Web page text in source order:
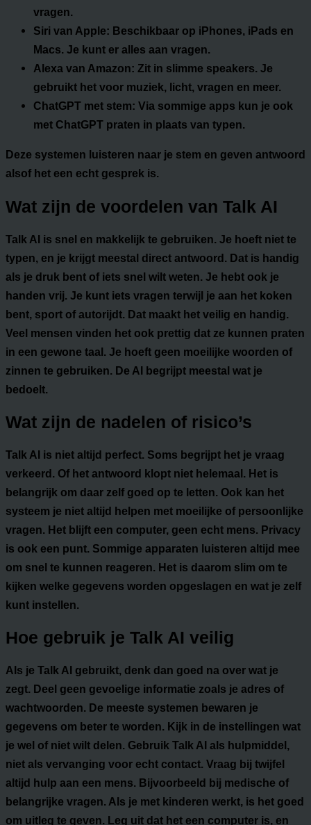
vragen.
Siri van Apple: Beschikbaar op iPhones, iPads en
Macs. Je kunt er alles aan vragen.
Alexa van Amazon: Zit in slimme speakers. Je
gebruikt het voor muziek, licht, vragen en meer.
ChatGPT met stem: Via sommige apps kun je ook
met ChatGPT praten in plaats van typen.
Deze systemen luisteren naar je stem en geven antwoord
alsof het een echt gesprek is.
Wat zijn de voordelen van Talk AI
Talk AI is snel en makkelijk te gebruiken. Je hoeft niet te
typen, en je krijgt meestal direct antwoord. Dat is handig
als je druk bent of iets snel wilt weten. Je hebt ook je
handen vrij. Je kunt iets vragen terwijl je aan het koken
bent, sport of autorijdt. Dat maakt het veilig en handig.
Veel mensen vinden het ook prettig dat ze kunnen praten
in een gewone taal. Je hoeft geen moeilijke woorden of
zinnen te gebruiken. De AI begrijpt meestal wat je
bedoelt.
Wat zijn de nadelen of risico’s
Talk AI is niet altijd perfect. Soms begrijpt het je vraag
verkeerd. Of het antwoord klopt niet helemaal. Het is
belangrijk om daar zelf goed op te letten. Ook kan het
systeem je niet altijd helpen met moeilijke of persoonlijke
vragen. Het blijft een computer, geen echt mens. Privacy
is ook een punt. Sommige apparaten luisteren altijd mee
om snel te kunnen reageren. Het is daarom slim om te
kijken welke gegevens worden opgeslagen en wat je zelf
kunt instellen.
Hoe gebruik je Talk AI veilig
Als je Talk AI gebruikt, denk dan goed na over wat je
zegt. Deel geen gevoelige informatie zoals je adres of
wachtwoorden. De meeste systemen bewaren je
gegevens om beter te worden. Kijk in de instellingen wat
je wel of niet wilt delen. Gebruik Talk AI als hulpmiddel,
niet als vervanging voor echt contact. Vraag bij twijfel
altijd hulp aan een mens. Bijvoorbeeld bij medische of
belangrijke vragen. Als je met kinderen werkt, is het goed
om uitleg te geven. Leg uit dat het een computer is, en